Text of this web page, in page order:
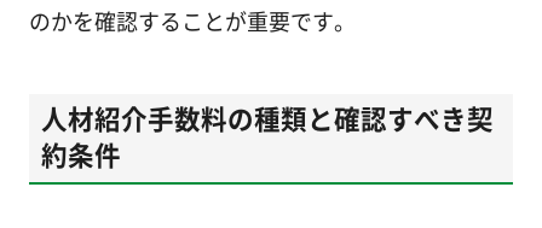
のかを確認することが重要です。
人材紹介手数料の種類と確認すべき契
約条件